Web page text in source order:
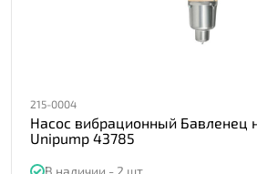
215-0004
Насос вибрационный Бавленец
Unipump 43785
В наличии - 2 шт